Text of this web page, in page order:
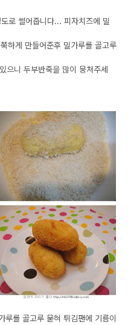
로 썰어줍니다... 피자치즈에 밀
하게 만들어준후 밀가루를 골고루
으니 두부반죽을 많이 뭉쳐주세
를 골고루 묻혀 튀김팬에 기름이